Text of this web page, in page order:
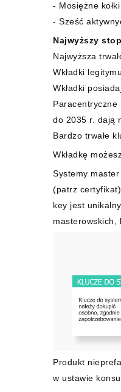
- Mosiężne
- Sześć
Najwyższy
Najwyższa
Wkładki
Wkładki
Paracentryczne
do 2035 r. dają
Bardzo trwałe
Wkładkę
Systemy
(patrz
key jest
masterowskich,
Produkt
w ustawie